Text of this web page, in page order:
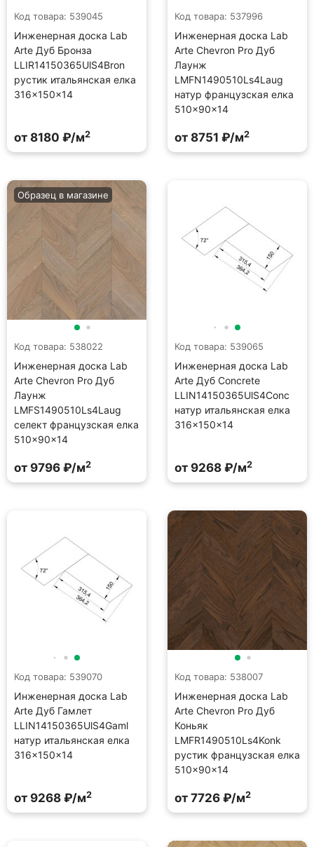
Код товара: 539045
Инженерная доска Lab
Arte Дуб Бронза
LLIR14150365UlS4Bron
рустик итальянская елка
316×150×14
от 8180 ₽/м2
Код товара: 537996
Инженерная доска Lab
Arte Chevron Pro Дуб
Лаунж
LMFN1490510Ls4Laug
натур французская елка
510×90×14
от 8751 ₽/м2
Код товара: 538022
Инженерная доска Lab
Arte Chevron Pro Дуб
Лаунж
LMFS1490510Ls4Laug
селект французская елка
510×90×14
Образец в магазине
от 9796 ₽/м2
Код товара: 539065
Инженерная доска Lab
Arte Дуб Concrete
LLIN14150365UlS4Conc
натур итальянская елка
316×150×14
от 9268 ₽/м2
Код товара: 539070
Инженерная доска Lab
Arte Дуб Гамлет
LLIN14150365UlS4Gaml
натур итальянская елка
316×150×14
от 9268 ₽/м2
Код товара: 538007
Инженерная доска Lab
Arte Chevron Pro Дуб
Коньяк
LMFR1490510Ls4Konk
рустик французская елка
510×90×14
от 7726 ₽/м2